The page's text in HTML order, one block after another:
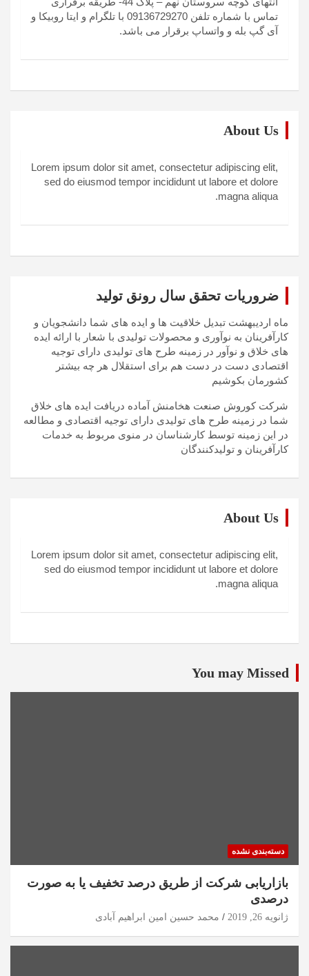
تماس با شماره تلفن 09136729270 با تلگرام و ایتا روبیکا و
آی گپ بله و واتساپ برقرار می باشد.
About Us
Lorem ipsum dolor sit amet, consectetur adipiscing elit,
sed do eiusmod tempor incididunt ut labore et dolore
magna aliqua.
ضروریات تحقق سال رونق تولید
ماه اردیبهشت تبدیل خلاقیت ها و ایده های شما دانشجویان و
کارآفرینان به نوآوری و محصولات تولیدی با شعار با ارائه ایده
های خلاق و نوآور در زمینه طرح های تولیدی دارای توجیه
اقتصادی دست در دست هم برای استقلال هر چه بیشتر
کشورمان بکوشیم
شرکت کوروش صنعت هخامنش آماده دریافت ایده های خلاق
شما در زمینه طرح های تولیدی دارای توجیه اقتصادی و مطالعه
در این زمینه توسط کارشناسان در منوی مربوط به خدمات
کارآفرینان و تولیدکنندگان
About Us
Lorem ipsum dolor sit amet, consectetur adipiscing elit,
sed do eiusmod tempor incididunt ut labore et dolore
magna aliqua.
You may Missed
دسته‌بندی نشده
بازاریابی شرکت از طریق درصد تخفیف یا به صورت
درصدی
ژانویه 26, 2019 محمد حسین امین ابراهیم آبادی